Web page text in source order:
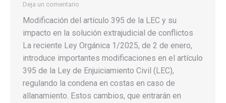
Deja un comentario
Modificación del artículo 395 de la LEC y su
impacto en la solución extrajudicial de conflictos
La reciente Ley Orgánica 1/2025, de 2 de enero,
introduce importantes modificaciones en el artículo
395 de la Ley de Enjuiciamiento Civil (LEC),
regulando la condena en costas en caso de
allanamiento. Estos cambios, que entrarán en